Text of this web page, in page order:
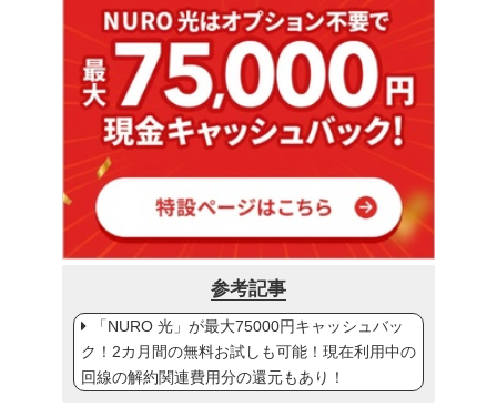
参考記事
「NURO 光」が最大75000円キャッシュバッ
ク！2カ月間の無料お試しも可能！現在利用中の
回線の解約関連費用分の還元もあり！